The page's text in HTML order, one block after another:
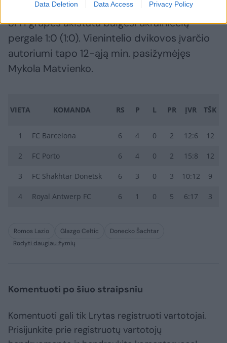
Data Deletion Data Access Privacy Policy
Ši H grupės akistata baigėsi ukrainiečių
pergale 1:0 (1:0). Vienintelio dvikovos įvarčio
autoriumi tapo 12-ąją min. pasižymėjęs
Mykola Matvienko.
VIETA KOMANDA RS P L PR ĮVR TŠK
1 FC Barcelona 6 4 0 2 12:6 12
2 FC Porto 6 4 0 2 15:8 12
3 FC Shakhtar Donetsk 6 3 0 3 10:12 9
4 Royal Antwerp FC 6 1 0 5 6:17 3
Romos Lazio Glazgo Celtic
Donecko Šachtar
Rodyti daugiau žymių
Komentuoti po šiuo straipsniu
Komentuoti gali tik Lrytas registruoti vartotojai.
Prisijunkite prie registruotų vartotojų